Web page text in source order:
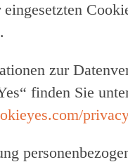
zur
finden Sie